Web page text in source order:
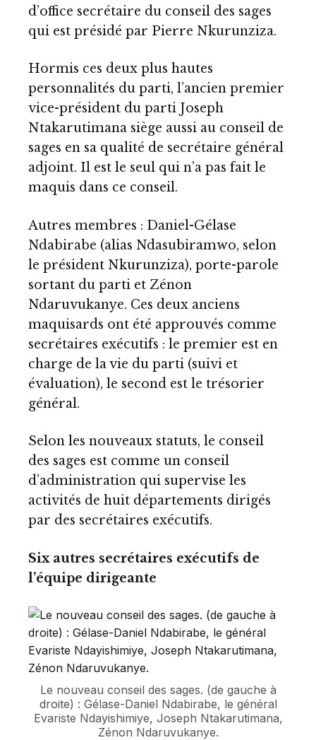
d’office secrétaire du conseil des sages
qui est présidé par Pierre Nkurunziza.
Hormis ces deux plus hautes
personnalités du parti, l’ancien premier
vice-président du parti Joseph
Ntakarutimana siège aussi au conseil de
sages en sa qualité de secrétaire général
adjoint. Il est le seul qui n’a pas fait le
maquis dans ce conseil.
Autres membres : Daniel-Gélase
Ndabirabe (alias Ndasubiramwo, selon
le président Nkurunziza), porte-parole
sortant du parti et Zénon
Ndaruvukanye. Ces deux anciens
maquisards ont été approuvés comme
secrétaires exécutifs : le premier est en
charge de la vie du parti (suivi et
évaluation), le second est le trésorier
général.
Selon les nouveaux statuts, le conseil
des sages est comme un conseil
d’administration qui supervise les
activités de huit départements dirigés
par des secrétaires exécutifs.
Six autres secrétaires exécutifs de
l’équipe dirigeante
Le nouveau conseil des sages. (de gauche à
droite) : Gélase-Daniel Ndabirabe, le général
Evariste Ndayishimiye, Joseph Ntakarutimana,
Zénon Ndaruvukanye.